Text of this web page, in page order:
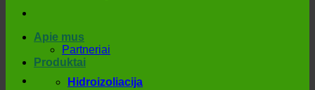
Apie mus
Partneriai
Produktai
Hidroizoliacija